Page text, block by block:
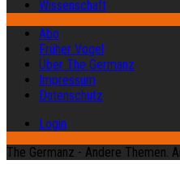
Wissenschaft
Abo
Früher Vogel
Über The Germanz
Impressum
Datenschutz
Login
The Germanz - Andere Themen.